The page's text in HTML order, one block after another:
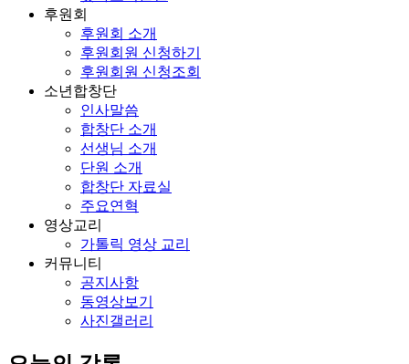
후원회
후원회 소개
후원회원 신청하기
후원회원 신청조회
소년합창단
인사말씀
합창단 소개
선생님 소개
단원 소개
합창단 자료실
주요연혁
영상교리
가톨릭 영상 교리
커뮤니티
공지사항
동영상보기
사진갤러리